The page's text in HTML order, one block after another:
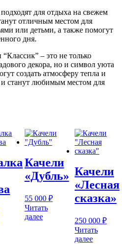
для отдыха на свежем
отличным местом для
или детьми, а также помогут
дня.
– это не только
декора, но и символ уюта
создать атмосферу тепла и
станут любимым местом для
Качели
«Дубль»
55 000 ₽
Читать
далее
Качели
«Лесная
сказка»
250 000 ₽
Читать
далее